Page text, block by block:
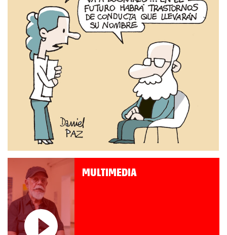
MULTIMEDIA